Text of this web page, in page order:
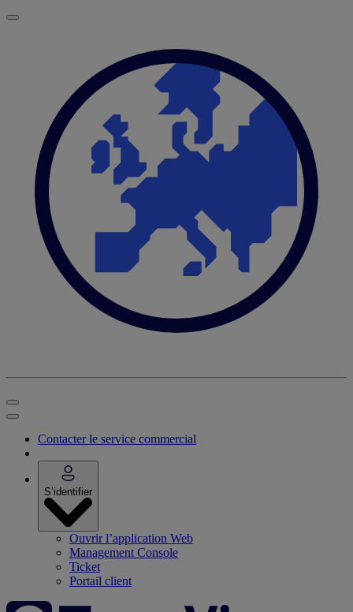
Contacter le service commercial
S’identifier
Ouvrir l’application Web
Management Console
Ticket
Portail client